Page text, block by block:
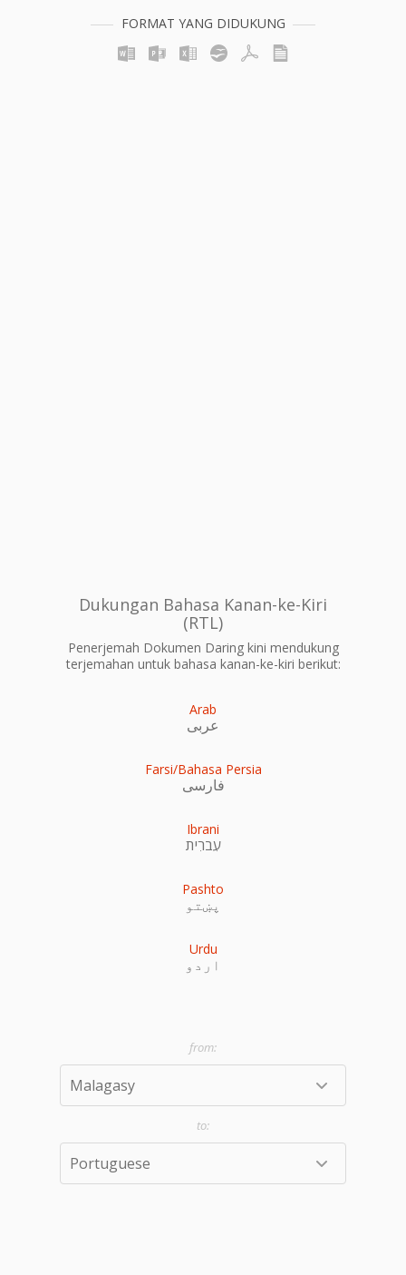
FORMAT YANG DIDUKUNG
Dukungan Bahasa Kanan-ke-Kiri
(RTL)
Penerjemah Dokumen Daring kini mendukung
terjemahan untuk bahasa kanan-ke-kiri berikut:
Arab
عربى
Farsi/Bahasa Persia
فارسی
Ibrani
עִברִית
Pashto
پښتو
Urdu
اردو